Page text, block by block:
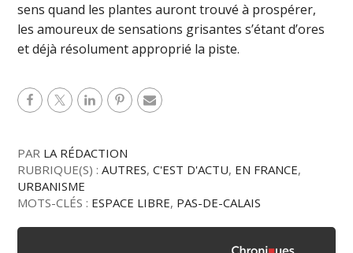
sens quand les plantes auront trouvé à prospérer,
les amoureux de sensations grisantes s’étant d’ores
et déjà résolument approprié la piste.
PAR LA RÉDACTION
RUBRIQUE(S) :AUTRES,C'EST D'ACTU, EN FRANCE,
URBANISME
MOTS-CLÉS : ESPACE LIBRE, PAS-DE-CALAIS